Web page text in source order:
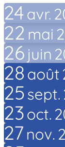
24avr.
22 mai
26 juin
28 août
25 sept.
23oct.
27 nov.